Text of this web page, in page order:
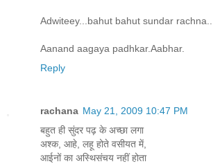
Adwiteey...bahut bahut sundar rachna....
Aanand aagaya padhkar.Aabhar.
Reply
rachana May 21, 2009 10:47 PM
बहुत ही सुंदर पढ़ के अच्छा लगा
अश्क, आहे, लहू होते वसीयत में,
आईनों का अस्थिसंचय नहीं होता